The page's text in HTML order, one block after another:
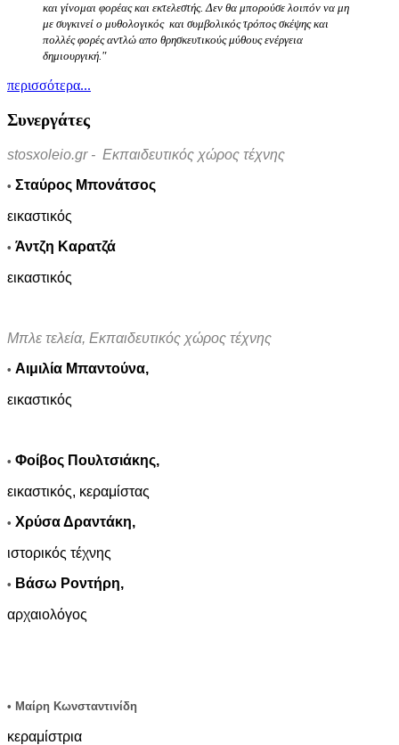
και γίνομαι φορέας και εκτελεστής. Δεν θα μπορούσε λοιπόν να μη
με συγκινεί ο μυθολογικός και συμβολικός τρόπος σκέψης και
πολλές φορές αντλώ απο θρησκευτικούς μύθους ενέργεια
δημιουργική."
περισσότερα...
Συνεργάτες
stosxoleio.gr - Εκπαιδευτικός χώρος τέχνης
• Σταύρος Μπονάτσος
εικαστικός
• Άντζη Καρατζά
εικαστικός
Μπλε τελεία, Εκπαιδευτικός χώρος τέχνης
• Αιμιλία Μπαντούνα,
εικαστικός
• Φοίβος Πουλτσιάκης,
εικαστικός, κεραμίστας
• Χρύσα Δραντάκη,
ιστορικός τέχνης
• Βάσω Ροντήρη,
αρχαιολόγος
• Μαίρη Κωνσταντινίδη
κεραμίστρια